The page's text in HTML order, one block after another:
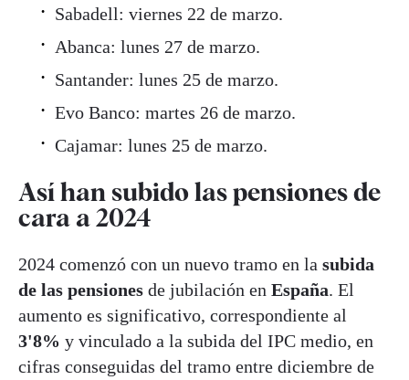
Sabadell: viernes 22 de marzo.
Abanca: lunes 27 de marzo.
Santander: lunes 25 de marzo.
Evo Banco: martes 26 de marzo.
Cajamar: lunes 25 de marzo.
Así han subido las pensiones de
cara a 2024
2024 comenzó con un nuevo tramo en la subida
de las pensiones de jubilación en España. El
aumento es significativo, correspondiente al
3'8% y vinculado a la subida del IPC medio, en
cifras conseguidas del tramo entre diciembre de